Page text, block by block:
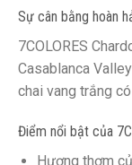
Sự cân bằng hoàn
7COLORES
Casablanca
chai vang trắng
Điểm nổi bật của
Hương thơm